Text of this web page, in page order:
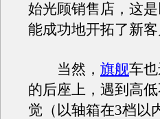
始光顾销售店，这
能成功地开拓了新客
当然， 旗舰车
的后座上，遇到高
觉（以轴箱在3档以